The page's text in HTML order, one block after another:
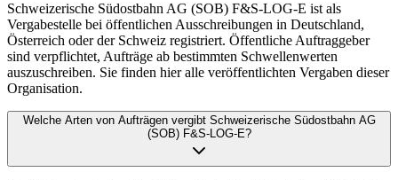
Schweizerische Südostbahn AG (SOB) F&S-LOG-E ist als
Vergabestelle bei öffentlichen Ausschreibungen in Deutschland,
Österreich oder der Schweiz registriert. Öffentliche Auftraggeber
sind verpflichtet, Aufträge ab bestimmten Schwellenwerten
auszuschreiben. Sie finden hier alle veröffentlichten Vergaben dieser
Organisation.
Welche Arten von Aufträgen vergibt Schweizerische Südostbahn AG
(SOB) F&S-LOG-E?